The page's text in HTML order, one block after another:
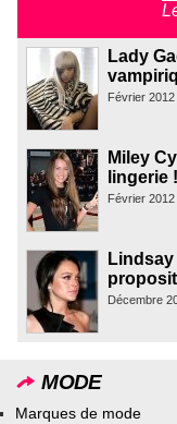
Lady
Février 2012
Miley
lingerie !
Février 2012
Décembre
MODE
Marques de mode